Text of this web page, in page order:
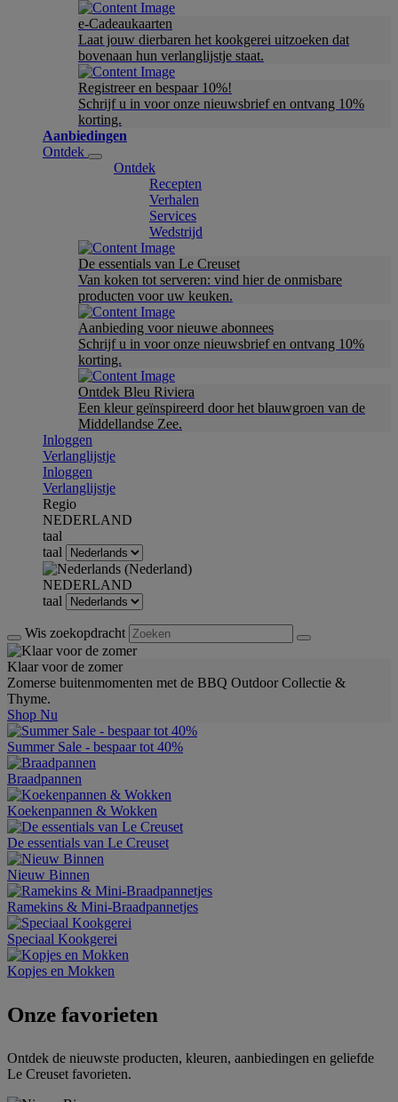
e-Cadeaukaarten
Laat jouw dierbaren het kookgerei uitzoeken dat
bovenaan hun verlanglijstje staat.
Registreer en bespaar 10%!
Schrijf u in voor onze nieuwsbrief en ontvang 10%
korting.
Aanbiedingen
Ontdek
Ontdek
Recepten
Verhalen
Services
Wedstrijd
De essentials van Le Creuset
Van koken tot serveren: vind hier de onmisbare
producten voor uw keuken.
Aanbieding voor nieuwe abonnees
Schrijf u in voor onze nieuwsbrief en ontvang 10%
korting.
Ontdek Bleu Riviera
Een kleur geïnspireerd door het blauwgroen van de
Middellandse Zee.
Inloggen
Verlanglijstje
Inloggen
Verlanglijstje
Regio
NEDERLAND
taal
taal
NEDERLAND
taal
Wis zoekopdracht
Klaar voor de zomer
Zomerse buitenmomenten met de BBQ Outdoor Collectie &
Thyme.
Shop Nu
Summer Sale - bespaar tot 40%
Braadpannen
Koekenpannen & Wokken
De essentials van Le Creuset
Nieuw Binnen
Ramekins & Mini-Braadpannetjes
Speciaal Kookgerei
Kopjes en Mokken
Onze favorieten
Ontdek de nieuwste producten, kleuren, aanbiedingen en geliefde
Le Creuset favorieten.